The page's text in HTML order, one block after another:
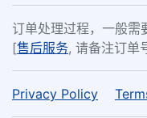
订单处理过程，一般需
[售后服务, 请备注订单
Privacy Policy